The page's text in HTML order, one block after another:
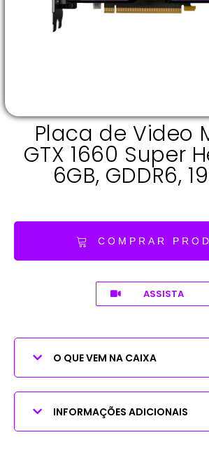
Placa de Video
GTX 1660 Super
6GB, GDDR6,
COMPRAR
ASSISTA
O QUE VEM NA CAIXA
INFORMAÇÕES ADICIONAIS